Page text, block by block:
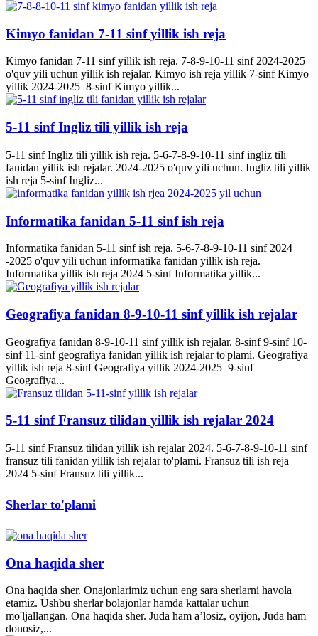
Kimyo fanidan 7-11 sinf yillik ish reja
Kimyo fanidan 7-11 sinf yillik ish reja. 7-8-9-10-11 sinf 2024-2025
o'quv yili uchun yillik ish rejalar. Kimyo ish reja yillik 7-sinf Kimyo
yillik 2024-2025 8-sinf Kimyo yillik...
5-11 sinf Ingliz tili yillik ish reja
5-11 sinf Ingliz tili yillik ish reja. 5-6-7-8-9-10-11 sinf ingliz tili
fanidan yillik ish rejalar. 2024-2025 o'quv yili uchun. Ingliz tili yillik
ish reja 5-sinf Ingliz...
Informatika fanidan 5-11 sinf ish reja
Informatika fanidan 5-11 sinf ish reja. 5-6-7-8-9-10-11 sinf 2024
-2025 o'quv yili uchun informatika fanidan yillik ish reja.
Informatika yillik ish reja 2024 5-sinf Informatika yillik...
Geografiya fanidan 8-9-10-11 sinf yillik ish rejalar
Geografiya fanidan 8-9-10-11 sinf yillik ish rejalar. 8-sinf 9-sinf 10-
sinf 11-sinf geografiya fanidan yillik ish rejalar to'plami. Geografiya
yillik ish reja 8-sinf Geografiya yillik 2024-2025 9-sinf
Geografiya...
5-11 sinf Fransuz tilidan yillik ish rejalar 2024
5-11 sinf Fransuz tilidan yillik ish rejalar 2024. 5-6-7-8-9-10-11 sinf
fransuz tili fanidan yillik ish rejalar to'plami. Fransuz tili ish reja
2024 5-sinf Fransuz tili yillik...
Sherlar to'plami
Ona haqida sher
Ona haqida sher. Onajonlarimiz uchun eng sara sherlarni havola
etamiz. Ushbu sherlar bolajonlar hamda kattalar uchun
mo'ljallangan. Ona haqida sher. Juda ham a’losiz, oyijon, Juda ham
donosiz,...